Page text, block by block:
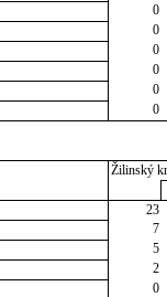
0
0
0
0
0
0
Žilinský
23
7
5
2
0